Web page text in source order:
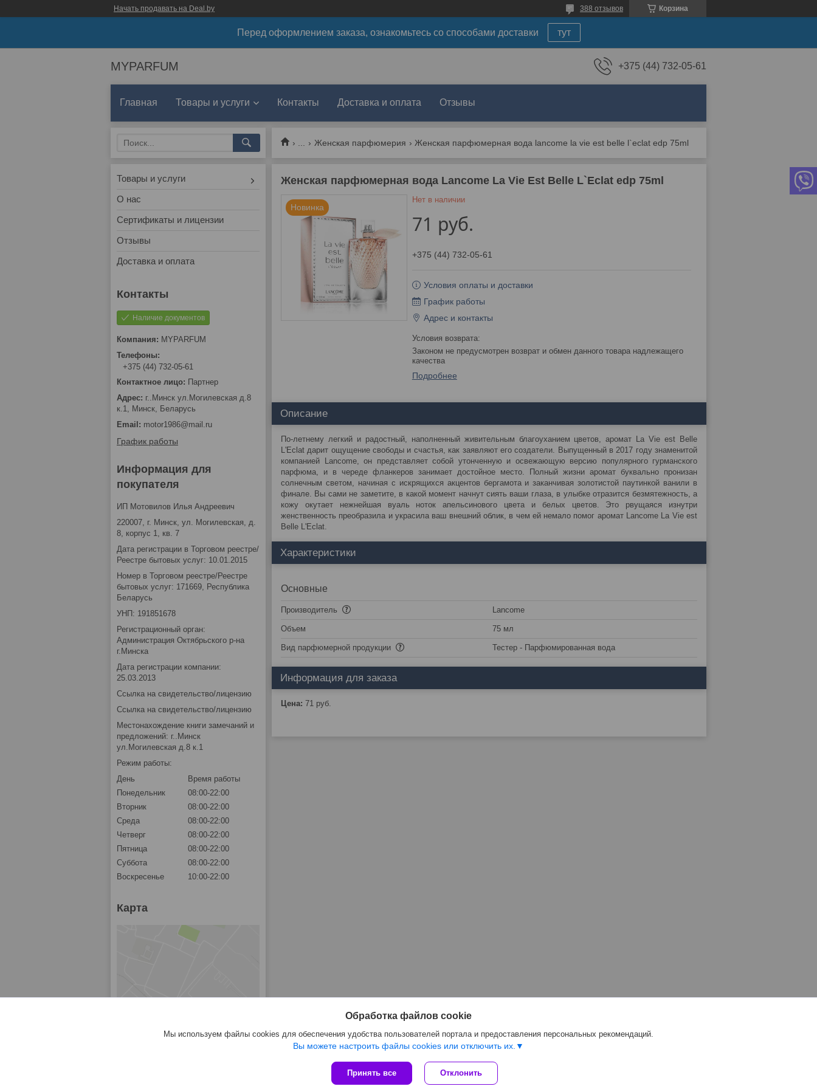
Начать продавать на Deal.by Корзина
388 отзывов
Перед оформлением заказа, ознакомьтесь со способами доставки тут
MYPARFUM +375 (44) 732-05-61
Главная Товары и услуги Контакты Доставка и оплата Отзывы
Женская парфюмерия Женская парфюмерная вода lancome la vie est belle l`eclat edp 75ml
Женская парфюмерная вода Lancome La Vie Est Belle L`Eclat edp 75ml
Новинка
Нет в наличии
71 руб.
+375 (44) 732-05-61
Условия оплаты и доставки
График работы
Адрес и контакты
Законом не предусмотрен возврат и обмен данного товара надлежащего
качества
Подробнее
Описание
По-летнему легкий и радостный, наполненный живительным благоуханием цветов, аромат La Vie est Belle
L'Eclat дарит ощущение свободы и счастья, как заявляют его создатели. Выпущенный в 2017 году знаменитой
компанией Lancome, он представляет собой утонченную и освежающую версию популярного гурманского
парфюма, и в череде фланкеров занимает достойное место. Полный жизни аромат буквально пронизан
солнечным светом, начиная с искрящихся акцентов бергамота и заканчивая золотистой паутинкой ванили в
финале. Вы сами не заметите, в какой момент начнут сиять ваши глаза, в улыбке отразится безмятежность, а
кожу окутает нежнейшая вуаль ноток апельсинового цвета и белых цветов. Это рвущаяся изнутри
женственность преобразила и украсила ваш внешний облик, в чем ей немало помог аромат Lancome La Vie est
Belle L'Eclat.
Характеристики
Основные
Производитель Lancome
Объем 75 мл
Вид парфюмерной продукции Тестер - Парфюмированная вода
Информация для заказа
Цена: 71 руб.
Товары и услуги
О нас
Сертификаты и лицензии
Отзывы
Доставка и оплата
Наличие документов
MYPARFUM
+375 (44) 732-05-61
Партнер
г..Минск ул.Могилевская д.8
к.1, Минск, Беларусь
motor1986@mail.ru
График работы
Информация для
покупателя
ИП Мотовилов Илья Андреевич
220007, г. Минск, ул. Могилевская, д.
8, корпус 1, кв. 7
Дата регистрации в Торговом реестре/
Реестре бытовых услуг: 10.01.2015
Номер в Торговом реестре/Реестре
бытовых услуг: 171669, Республика
Беларусь
УНП: 191851678
Регистрационный орган:
Администрация Октябрьского р-на
г.Минска
Дата регистрации компании:
25.03.2013
Ссылка на свидетельство/лицензию
Ссылка на свидетельство/лицензию
Местонахождение книги замечаний и
предложений: г..Минск
ул.Могилевская д.8 к.1
Режим работы:
День
Время работы
Понедельник
08:00-22:00
Вторник
08:00-22:00
Среда
08:00-22:00
Четверг
08:00-22:00
Пятница
08:00-22:00
Суббота
08:00-22:00
Воскресенье
10:00-22:00
Карта
Сайт создан на платформе Deal.by
Политика обработки файлов cookies
Обработка файлов cookie
Мы используем файлы cookies для обеспечения удобства пользователей портала и предоставления персональных рекомендаций.
Вы можете настроить файлы cookies или отключить их.
Принять все Отклонить